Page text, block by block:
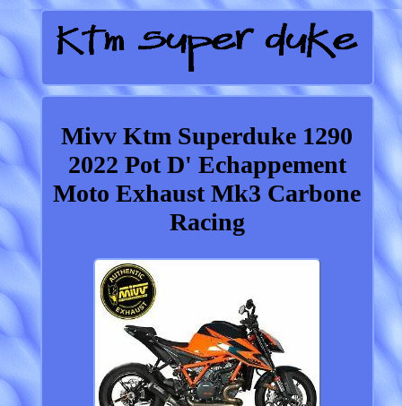
Mivv Ktm Superduke 1290
2022 Pot D' Echappement
Moto Exhaust Mk3 Carbone
Racing